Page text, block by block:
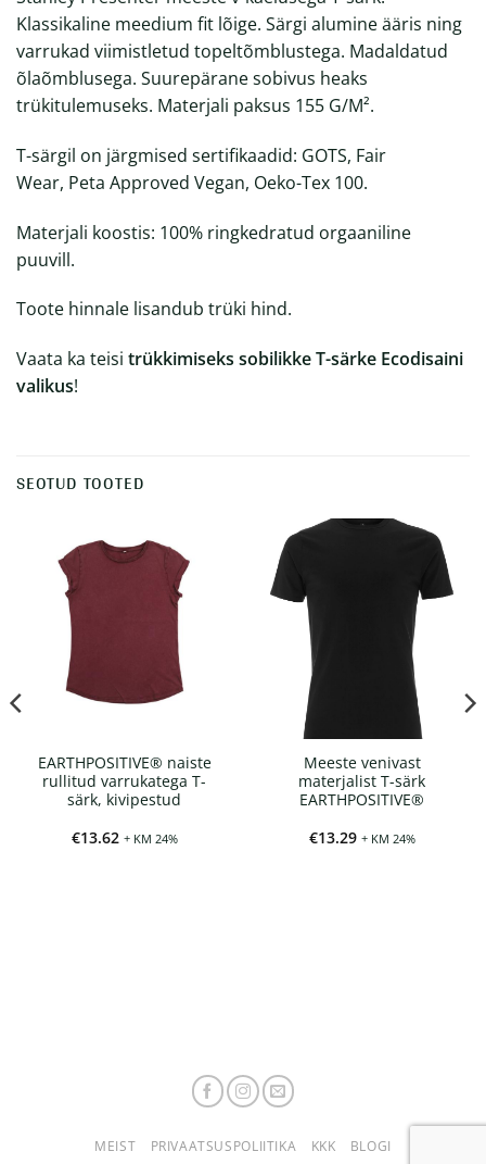
Klassikaline meedium fit lõige. Särgi alumine ääris ning
varrukad viimistletud topeltõmblustega. Madaldatud
õlaõmblusega. Suurepärane sobivus heaks
trükitulemuseks. Materjali paksus 155 G/M².
T-särgil on järgmised sertifikaadid: GOTS, Fair
Wear, Peta Approved Vegan, Oeko-Tex 100.
Materjali koostis: 100% ringkedratud orgaaniline
puuvill.
Toote hinnale lisandub trüki hind.
Vaata ka teisi trükkimiseks sobilikke T-särke Ecodisaini
valikus!
SEOTUD TOOTED
EARTHPOSITIVE® naiste
rullitud varrukatega T-
särk, kivipestud
€13.62 + KM 24%
Meeste venivast
materjalist T-särk
EARTHPOSITIVE®
€13.29 + KM 24%
MEIST PRIVAATSUSPOLIITIKA KKK BLOGI